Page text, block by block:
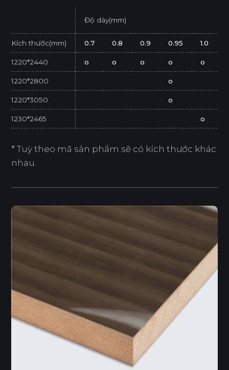
Độ dày(mm)
Kích thước(mm) 0.7 0.8 0.9 0.95 1.0
1220*2440 o o o o o
1220*2800 o
1220*3050 o
1230*2465 o
* Tuỳ theo mã sản phẩm sẽ có kích thước khác
nhau.